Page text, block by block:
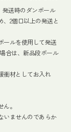
発送時のダンボール
2個口以上の発送と
ールを使用して発送
合は、新品段ボール
衝材としてお入れ
。
いませんのであらか